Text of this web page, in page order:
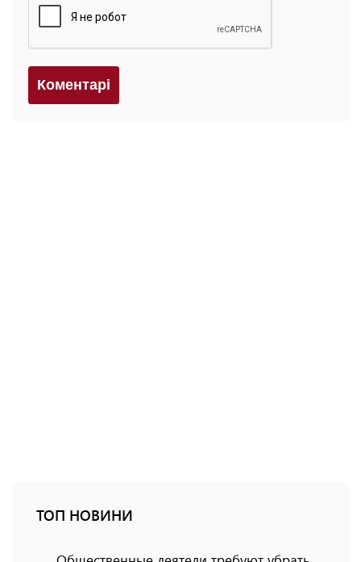
Коментарi
ТОП НОВИНИ